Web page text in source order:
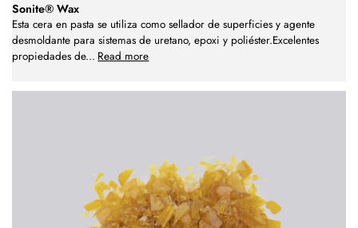
Sonite® Wax
Esta cera en pasta se utiliza como sellador de superficies y agente
desmoldante para sistemas de uretano, epoxi y poliéster.Excelentes
propiedades de... Read more